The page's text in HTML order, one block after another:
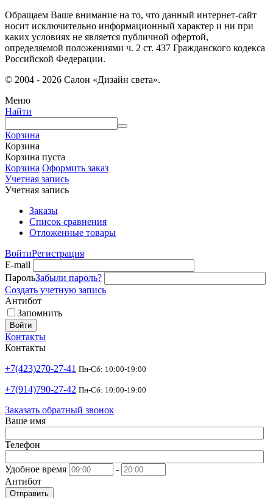
Обращаем Ваше внимание на то, что данный интернет-сайт
носит исключительно информационный характер и ни при
каких условиях не является публичной офертой,
определяемой положениями ч. 2 ст. 437 Гражданского кодекса
Российской Федерации.
© 2004 - 2026 Салон «Дизайн света».
Меню
Найти
Корзина
Корзина
Корзина пуста
Корзина Оформить заказ
Учетная запись
Учетная запись
Заказы
Список сравнения
Отложенные товары
ВойтиРегистрация
E-mail
ПарольЗабыли пароль?
Создать учетную запись
Антибот
Запомнить
Войти
Контакты
Контакты
+7(423)270-27-41 Пн-Сб: 10:00-19:00
+7(914)790-27-42 Пн-Сб: 10:00-19:00
Заказать обратный звонок
Ваше имя
Телефон
Удобное время
-
Антибот
Отправить